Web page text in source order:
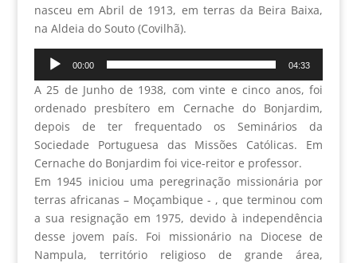
nasceu em Abril de 1913, em terras da Beira Baixa,
na Aldeia do Souto (Covilhã).
Reprodutor
áudio
00:00 04:33
A 25 de Junho de 1938, com vinte e cinco anos, foi
ordenado presbítero em Cernache do Bonjardim,
depois de ter frequentado os Seminários da
Sociedade Portuguesa das Missões Católicas. Em
Cernache do Bonjardim foi vice-reitor e professor.
Em 1945 iniciou uma peregrinação missionária por
terras africanas – Moçambique - , que terminou com
a sua resignação em 1975, devido à independência
desse jovem país. Foi missionário na Diocese de
Nampula, território religioso de grande área,